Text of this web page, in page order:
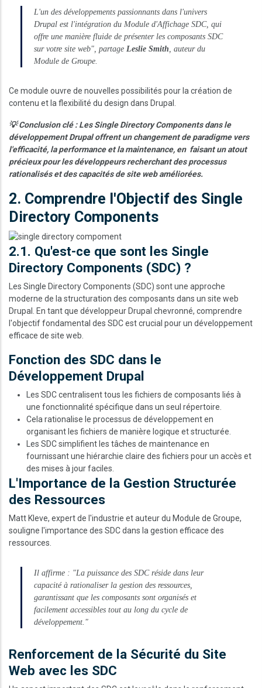
L'un des développements passionnants dans l'univers
Drupal est l'intégration du Module d'Affichage SDC, qui
offre une manière fluide de présenter les composants SDC
sur votre site web", partage Leslie Smith , auteur du
Module de Groupe.
Ce module ouvre de nouvelles possibilités pour la création de
contenu et la flexibilité du design dans Drupal.
💡 Conclusion clé : Les Single Directory Components dans le
développement Drupal offrent un changement de paradigme vers
l'efficacité, la performance et la maintenance, en faisant un atout
précieux pour les développeurs recherchant des processus
rationalisés et des capacités de site web améliorées.
2. Comprendre l'Objectif des Single
Directory Components
Image
2.1. Qu'est-ce que sont les Single
Directory Components (SDC) ?
Les Single Directory Components (SDC) sont une approche
moderne de la structuration des composants dans un site web
Drupal. En tant que développeur Drupal chevronné, comprendre
l'objectif fondamental des SDC est crucial pour un développement
efficace de site web.
Fonction des SDC dans le
Développement Drupal
Les SDC centralisent tous les fichiers de composants liés à
une fonctionnalité spécifique dans un seul répertoire.
Cela rationalise le processus de développement en
organisant les fichiers de manière logique et structurée.
Les SDC simplifient les tâches de maintenance en
fournissant une hiérarchie claire des fichiers pour un accès et
des mises à jour faciles.
L'Importance de la Gestion Structurée
des Ressources
Matt Kleve, expert de l'industrie et auteur du Module de Groupe,
souligne l'importance des SDC dans la gestion efficace des
ressources.
Il affirme : "La puissance des SDC réside dans leur
capacité à rationaliser la gestion des ressources,
garantissant que les composants sont organisés et
facilement accessibles tout au long du cycle de
développement."
Renforcement de la Sécurité du Site
Web avec les SDC